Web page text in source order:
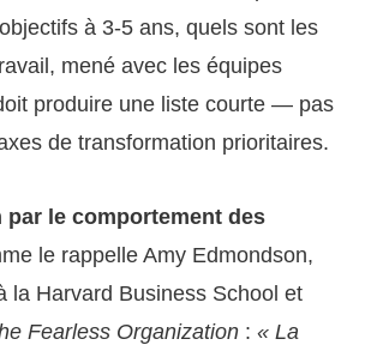
à 3-5 ans, quels sont les
mené avec les équipes
produire une liste courte — pas
de transformation prioritaires.
par le comportement des
le rappelle Amy Edmondson,
la Harvard Business School et
Fearless Organization : « La